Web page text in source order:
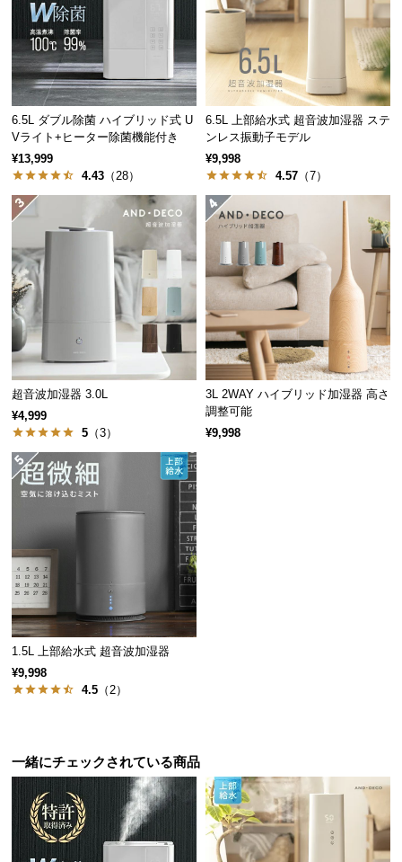
い
て
返
品・
キ
ャ
ン
つ
い
て
保
証
に
つ
い
て
会
員
に
つ
い
て
お
6.5L ダブル除菌 ハイブリッド式 U
Vライト+ヒーター除菌機能付き
¥13,999
4.43 （28）
6.5L 上部給水式 超音波加湿器 ステ
ンレス振動子モデル
¥9,998
4.57 （7）
超音波加湿器 3.0L
¥4,999
5 （3）
3L 2WAY ハイブリッド加湿器 高さ
調整可能
¥9,998
1.5L 上部給水式 超音波加湿器
¥9,998
4.5 （2）
一緒にチェックされている商品